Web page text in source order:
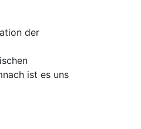
der
ist es uns